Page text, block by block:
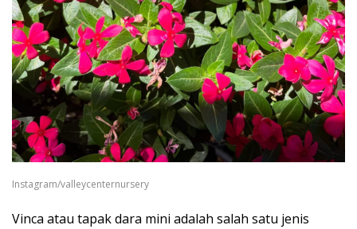
Instagram/valleycenternursery
Vinca atau tapak dara mini adalah salah satu jenis